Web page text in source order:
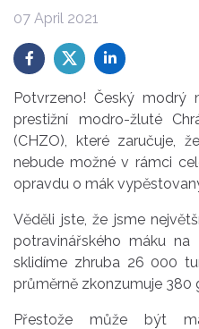
07 April 2021
Potvrzeno! Český modrý
prestižní modro-žluté
(CHZO), které zaručuje,
nebude možné v rámci
opravdu o mák
Věděli jste, že jsme
potravinářského máku
sklidíme zhruba 26 000
průměrně zkonzumuje 380
Přestože může být